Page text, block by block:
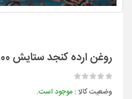
روغن ارده کنجد ستایش 800گرمی
وضعیت کالا : موجود است.